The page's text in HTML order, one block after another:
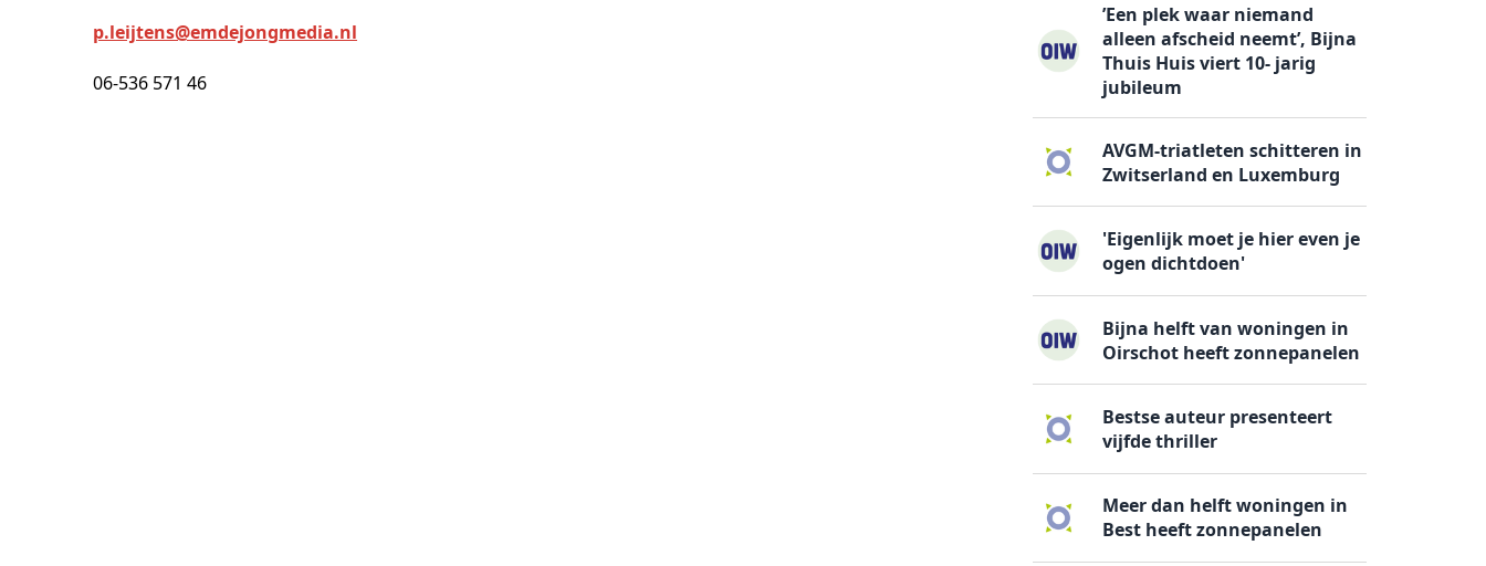
p.leijtens@emdejongmedia.nl
06-536 571 46
’Een plek waar niemand
alleen afscheid neemt’, Bijna
Thuis Huis viert 10- jarig
jubileum
AVGM-triatleten schitteren in
Zwitserland en Luxemburg
'Eigenlijk moet je hier even je
ogen dichtdoen'
Bijna helft van woningen in
Oirschot heeft zonnepanelen
Bestse auteur presenteert
vijfde thriller
Meer dan helft woningen in
Best heeft zonnepanelen